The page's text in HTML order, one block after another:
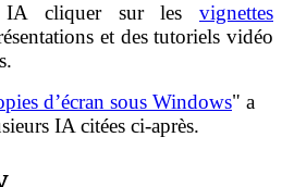
IA cliquer sur les vignettes
et des tutoriels vidéo
d’écran sous Windows" a
IA citées ci-après.